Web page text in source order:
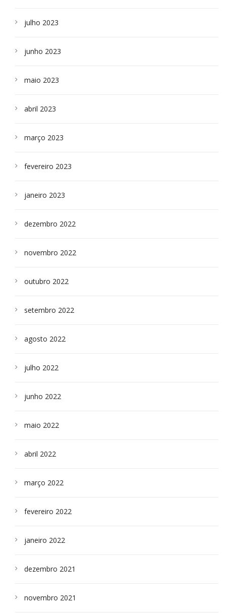
julho 2023
junho 2023
maio 2023
abril 2023
março 2023
fevereiro 2023
janeiro 2023
dezembro 2022
novembro 2022
outubro 2022
setembro 2022
agosto 2022
julho 2022
junho 2022
maio 2022
abril 2022
março 2022
fevereiro 2022
janeiro 2022
dezembro 2021
novembro 2021